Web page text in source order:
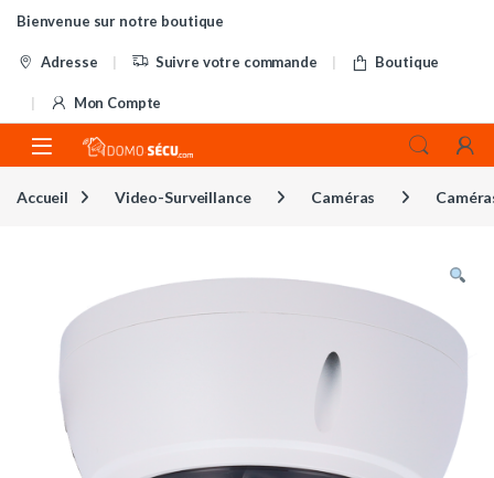
Skip to navigation
Skip to content
Bienvenue sur notre boutique
Adresse Suivre votre commande Boutique
Mon Compte
Accueil Video-Surveillance Caméras